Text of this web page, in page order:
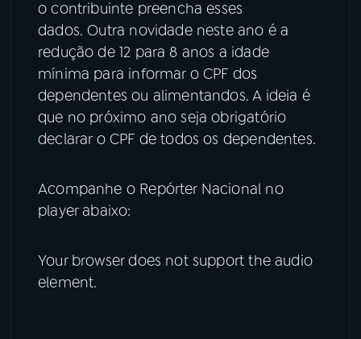
o contribuinte preencha esses
dados. Outra novidade neste ano é a
redução de 12 para 8 anos a idade
mínima para informar o CPF dos
dependentes ou alimentandos. A ideia é
que no próximo ano seja obrigatório
declarar o CPF de todos os dependentes.
Acompanhe o Repórter Nacional no
player abaixo:
Your browser does not support the audio
element.